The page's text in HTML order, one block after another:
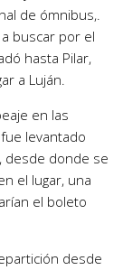
de ómnibus,.
buscar por el
hasta Pilar,
a Luján.
en las
levantado
desde donde se
el lugar, una
el boleto
desde